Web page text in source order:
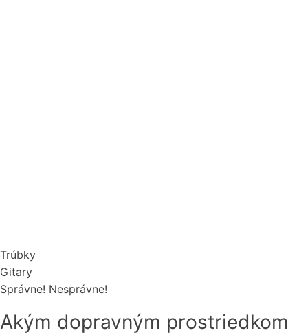
Trúbky
Gitary
Správne! Nesprávne!
Akým dopravným prostriedkom